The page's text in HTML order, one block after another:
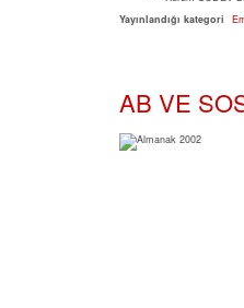
Yayınlandığı kategori
AB VE